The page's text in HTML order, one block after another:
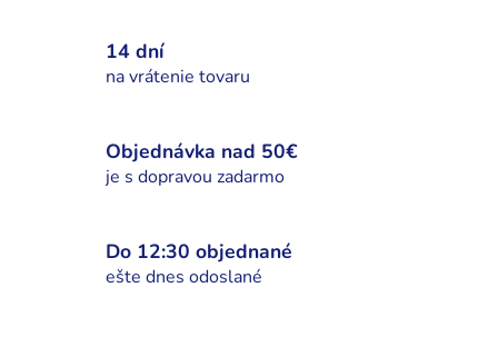
e
r
v
k
ý
p
e
14 dní
na vrátenie tovaru
Objednávka nad 50€
je s dopravou zadarmo
Do 12:30 objednané
ešte dnes odoslané